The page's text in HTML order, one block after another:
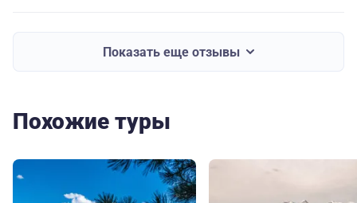
остановиться и пофотографировать, или поесть, или
столовые и рестораны, в которые мы заезжали, были
выше всяких похвал. Ну и с погодой нам повезло, так
только положительные впечатления!!! Спасибо!
Показать еще отзывы
Похожие туры